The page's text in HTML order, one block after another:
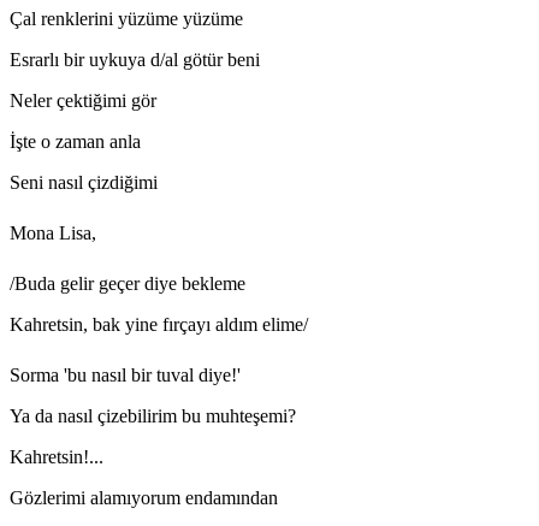
Çal renklerini yüzüme yüzüme
Esrarlı bir uykuya d/al götür beni
Neler çektiğimi gör
İşte o zaman anla
Seni nasıl çizdiğimi
Mona Lisa,
/Buda gelir geçer diye bekleme
Kahretsin, bak yine fırçayı aldım elime/
Sorma 'bu nasıl bir tuval diye!'
Ya da nasıl çizebilirim bu muhteşemi?
Kahretsin!...
Gözlerimi alamıyorum endamından